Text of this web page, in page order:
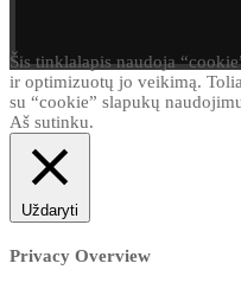
Šis tinklalapis naudoja
ir optimizuotų jo veikimą.
su “cookie” slapukų
Aš sutinku.
Uždaryti
Privacy Overview